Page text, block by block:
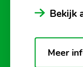
Bekijk
Meer